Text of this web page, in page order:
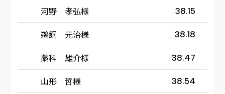
河野 孝弘様 38.15
鵜飼 元治様 38.18
藁科 雄介様 38.47
山形 哲様 38.54